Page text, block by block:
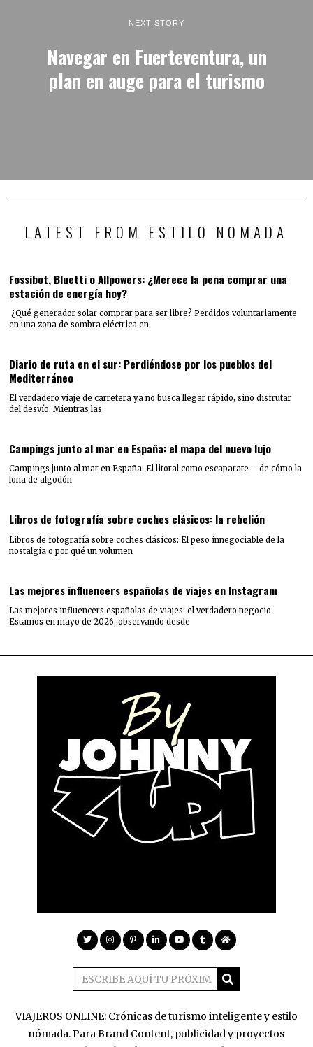
NEXT STORY
Navegar en Fuerteventura, un
plan en auge para el turismo
LATEST FROM ESTILO NOMADA
Fossibot, Bluetti o Allpowers: ¿Merece la pena comprar una
estación de energía hoy?
¿Qué generador solar comprar para ser libre? Perdidos voluntariamente
en una zona de sombra eléctrica en
Diario de ruta en el sur: Perdiéndose por los pueblos del
Mediterráneo
El verdadero viaje de carretera ya no busca llegar rápido, sino disfrutar
del desvío. Mientras las
Campings junto al mar en España: el mapa del nuevo lujo
Campings junto al mar en España: El litoral como escaparate – de cómo la
lona de algodón
Libros de fotografía sobre coches clásicos: la rebelión
Libros de fotografía sobre coches clásicos: El peso innegociable de la
nostalgia o por qué un volumen
Las mejores influencers españolas de viajes en Instagram
Las mejores influencers españolas de viajes: el verdadero negocio
Estamos en mayo de 2026, observando desde
VIAJEROS ONLINE: Crónicas de turismo inteligente y estilo
nómada. Para Brand Content, publicidad y proyectos